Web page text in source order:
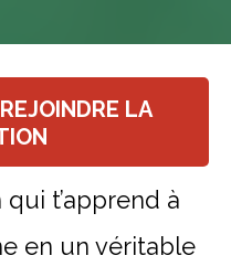
LA
t’apprend à
en un véritable